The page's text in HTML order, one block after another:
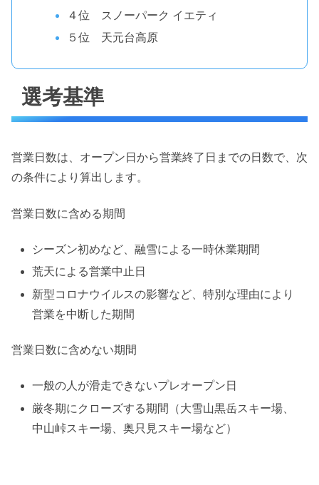
４位 スノーパーク イエティ
５位 天元台高原
選考基準
営業日数は、オープン日から営業終了日までの日数で、次
の条件により算出します。
営業日数に含める期間
シーズン初めなど、融雪による一時休業期間
荒天による営業中止日
新型コロナウイルスの影響など、特別な理由により
営業を中断した期間
営業日数に含めない期間
一般の人が滑走できないプレオープン日
厳冬期にクローズする期間（大雪山黒岳スキー場、
中山峠スキー場、奥只見スキー場など）